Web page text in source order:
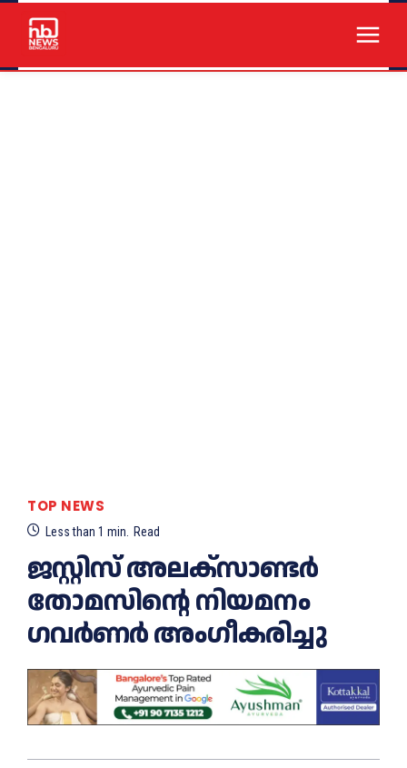
TOP NEWS
Less than 1 min. Read
ജസ്റ്റിസ് അലക്സാണ്ടര്‍
തോമസിന്റെ നിയമനം
ഗവര്‍ണര്‍ അംഗീകരിച്ചു